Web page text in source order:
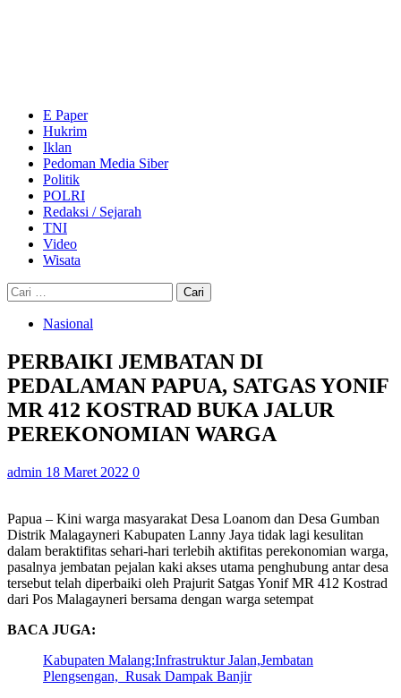
E Paper
Hukrim
Iklan
Pedoman Media Siber
Politik
POLRI
Redaksi / Sejarah
TNI
Video
Wisata
Cari
untuk:
Nasional
PERBAIKI JEMBATAN DI
PEDALAMAN PAPUA, SATGAS YONIF
MR 412 KOSTRAD BUKA JALUR
PEREKONOMIAN WARGA
admin 18 Maret 2022 0
Papua – Kini warga masyarakat Desa Loanom dan Desa Gumban
Distrik Malagayneri Kabupaten Lanny Jaya tidak lagi kesulitan
dalam beraktifitas sehari-hari terlebih aktifitas perekonomian warga,
pasalnya jembatan pejalan kaki akses utama penghubung antar desa
tersebut telah diperbaiki oleh Prajurit Satgas Yonif MR 412 Kostrad
dari Pos Malagayneri bersama dengan warga setempat
BACA JUGA:
Kabupaten Malang:Infrastruktur Jalan,Jembatan
Plengsengan, Rusak Dampak Banjir